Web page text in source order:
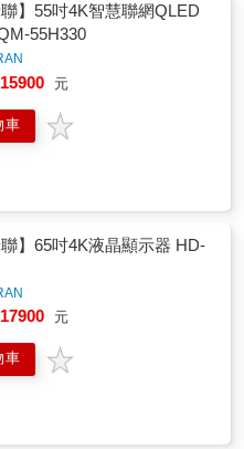
聯】55吋4K智慧聯網QLED
55H330
15900 元
車
聯】65吋4K液晶顯示器 HD-
17900 元
車